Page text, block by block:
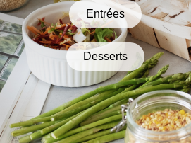
Entrées
Desserts